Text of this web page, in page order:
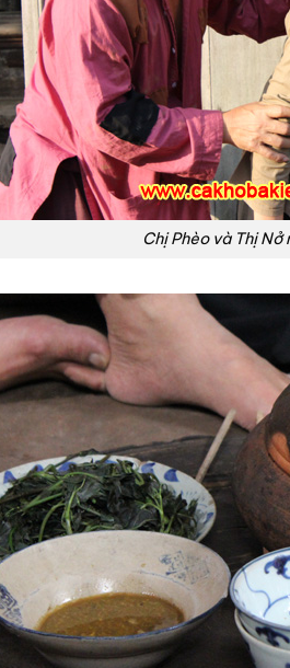
Chị Phèo và Thị